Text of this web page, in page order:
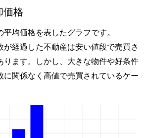
価格
均価格を表したグラフです。
が経過した不動産は安い値段で売買さ
ります。しかし、大きな物件や好条件
に関係なく高値で売買されているケー